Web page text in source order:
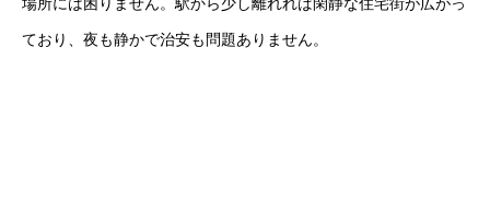
ており、夜も静かで治安も問題ありません。